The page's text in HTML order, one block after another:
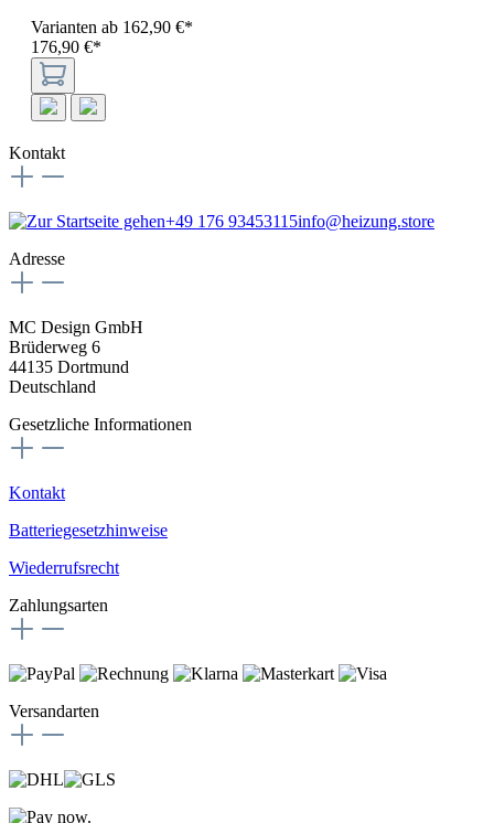
Varianten ab 162,90 €*
176,90 €*
Kontakt
+49 176 93453115info@heizung.store
Adresse
MC Design GmbH
Brüderweg 6
44135 Dortmund
Deutschland
Gesetzliche Informationen
Kontakt
Batteriegesetzhinweise
Wiederrufsrecht
Zahlungsarten
Versandarten